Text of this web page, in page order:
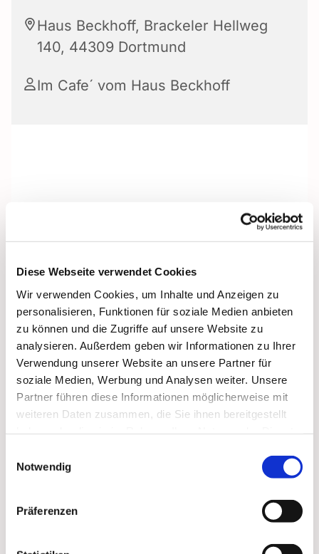
Diese Webseite verwendet Cookies
Wir verwenden Cookies, um Inhalte und Anzeigen zu
personalisieren, Funktionen für soziale Medien anbieten
zu können und die Zugriffe auf unsere Website zu
analysieren. Außerdem geben wir Informationen zu Ihrer
Verwendung unserer Website an unsere Partner für
soziale Medien, Werbung und Analysen weiter. Unsere
Partner führen diese Informationen möglicherweise mit
weiteren Daten zusammen, die Sie ihnen bereitgestellt
Notwendig
Präferenzen
Haus Beckhoff, Brackeler Hellweg
140, 44309 Dortmund
Im Cafe´ vom Haus Beckhoff